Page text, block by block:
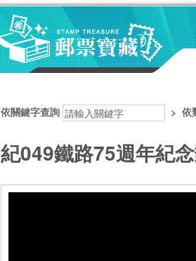
依關鍵字查詢 > 依
紀049鐵路75週年紀